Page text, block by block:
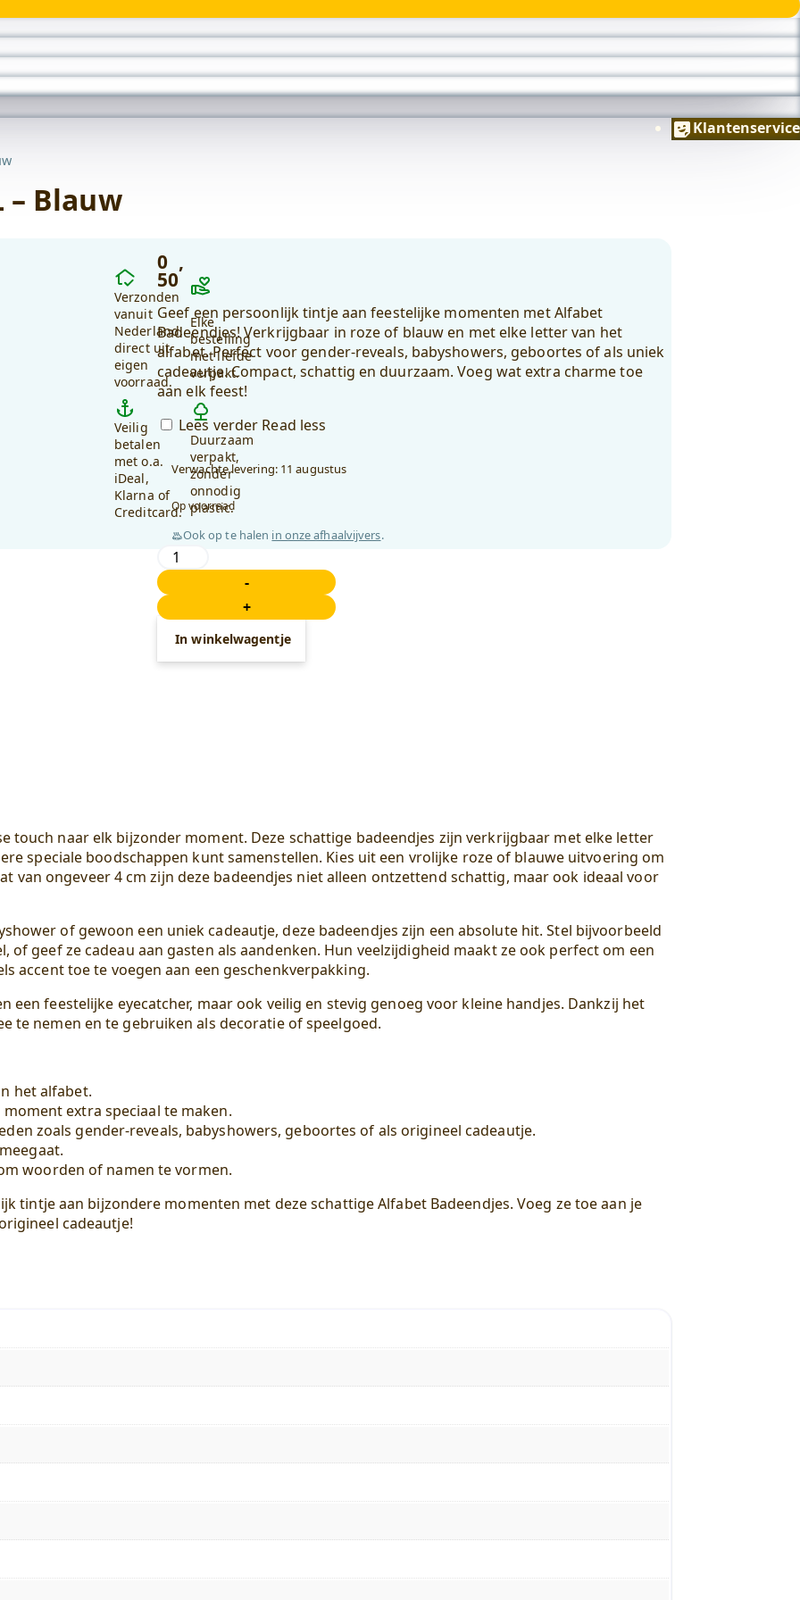
submenu
Klantenservice
Blauw
0 ,
50
Geef een persoonlijk tintje aan feestelijke momenten met Alfabet
Badeendjes! Verkrijgbaar in roze of blauw en met elke letter van het
alfabet. Perfect voor gender-reveals, babyshowers, geboortes of als uniek
cadeautje. Compact, schattig en duurzaam. Voeg wat extra charme toe
aan elk feest!
Lees verder Read less
Verwachte levering: 11 augustus
Op voorraad
Ook op te halen in onze afhaalvijvers.
Alfabet
Badeendje
-
Letter
-
+
In winkelwagentje
Waarom
kiezen
voor
debadeend.nl?
Verzonden
vanuit
Nederland,
direct uit
eigen
voorraad.
Elke
bestelling
met liefde
verpakt.
Veilig
betalen
met o.a.
iDeal,
Klarna of
Creditcard.
Duurzaam
verpakt,
zonder
onnodig
plastic.
touch naar elk bijzonder moment. Deze schattige badeendjes zijn verkrijgbaar met elke letter
speciale boodschappen kunt samenstellen. Kies uit een vrolijke roze of blauwe uitvoering om
van ongeveer 4 cm zijn deze badeendjes niet alleen ontzettend schattig, maar ook ideaal voor
of gewoon een uniek cadeautje, deze badeendjes zijn een absolute hit. Stel bijvoorbeeld
of geef ze cadeau aan gasten als aandenken. Hun veelzijdigheid maakt ze ook perfect om een
accent toe te voegen aan een geschenkverpakking.
een feestelijke eyecatcher, maar ook veilig en stevig genoeg voor kleine handjes. Dankzij het
te nemen en te gebruiken als decoratie of speelgoed.
het alfabet.
extra speciaal te maken.
zoals gender-reveals, babyshowers, geboortes of als origineel cadeautje.
woorden of namen te vormen.
tintje aan bijzondere momenten met deze schattige Alfabet Badeendjes. Voeg ze toe aan je
cadeautje!